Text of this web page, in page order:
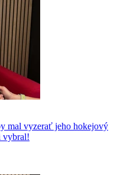
mal vyzerať jeho hokejový
vybral!